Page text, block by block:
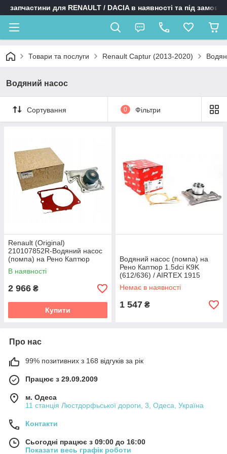
запчастини для RENAULT / DACIA в наявності та під
Товари та послуги Renault Captur (2013-2020)
Водяний насос
Сортування 0 Фільтри
Renault (Original)
210107852R-Водяний насос
(помпа) на Рено Каптюр
1.5dci K9K
В наявності
2 966 ₴
Купити
Водяний насос (помпа) на
Рено Каптюр 1.5dci K9K
(612/636) / AIRTEX 1915
Немає в наявності
1 547 ₴
Про нас
99% позитивних з 168 відгуків за рік
Працює з 29.09.2009
м. Одеса
11 станція Люстдорфьської дороги, 3, Одеса, Україна
Контакти
Сьогодні працює з 09:00 до 16:00
Показати весь графік роботи